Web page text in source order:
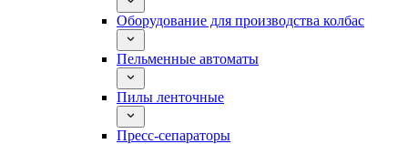
Оборудование для производства колбас
Пельменные автоматы
Пилы ленточные
Пресс-сепараторы